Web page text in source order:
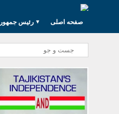
رئیس جمهور صفحه اصلی